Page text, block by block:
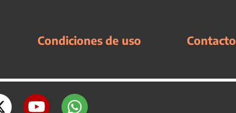
Condiciones de uso Contacto